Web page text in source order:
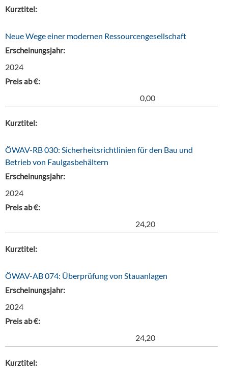
Kurztitel:
Neue Wege einer modernen Ressourcengesellschaft
Erscheinungsjahr:
2024
Preis ab €:
0,00
Kurztitel:
ÖWAV-RB 030: Sicherheitsrichtlinien für den Bau und
Betrieb von Faulgasbehältern
Erscheinungsjahr:
2024
Preis ab €:
24,20
Kurztitel:
ÖWAV-AB 074: Überprüfung von Stauanlagen
Erscheinungsjahr:
2024
Preis ab €:
24,20
Kurztitel: